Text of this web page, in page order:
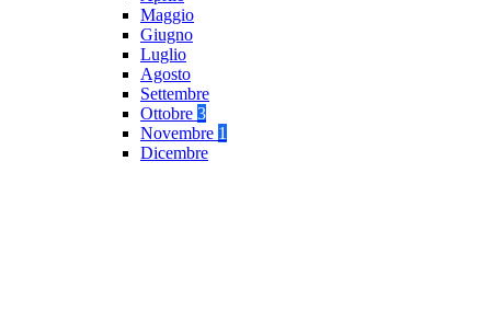
Maggio
Giugno
Luglio
Agosto
Settembre
Ottobre 3
Novembre 1
Dicembre